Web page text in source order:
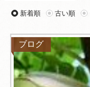
旅行記
グルメ
ブログ
新着順 古い順
ブログ